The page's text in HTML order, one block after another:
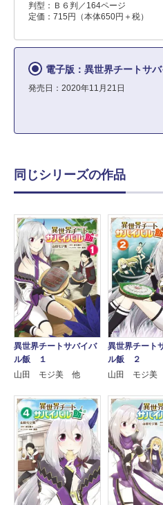
判型：Ｂ６判／164ページ
定価：715円（本体650円＋税）
電子版：異世界チートサ
発売日：2020年11月21日
同じシリーズの作品
異世界チートサバイバ
ル飯 １
山田 モジ美 他
異世界チート
ル飯 ２
山田 モジ美